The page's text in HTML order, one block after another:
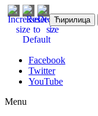
Ћирилица
Facebook
Twitter
YouTube
Menu